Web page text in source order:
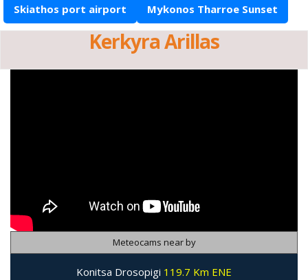
Skiathos port airport Mykonos Tharroe Sunset
Kerkyra Arillas
Meteocams near by
Konitsa Drosopigi 119.7 Km ENE